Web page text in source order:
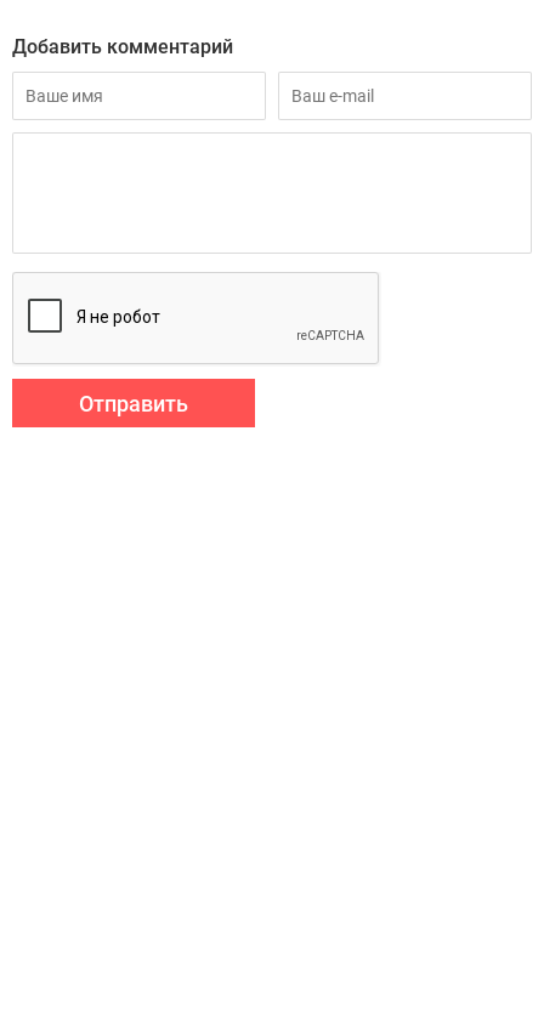
Добавить комментарий
Отправить